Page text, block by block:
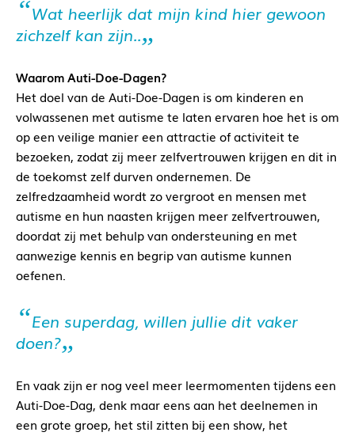
Wat heerlijk dat mijn kind hier gewoon
zichzelf kan zijn..
Waarom Auti-Doe-Dagen?
Het doel van de Auti-Doe-Dagen is om kinderen en
volwassenen met autisme te laten ervaren hoe het is om
op een veilige manier een attractie of activiteit te
bezoeken, zodat zij meer zelfvertrouwen krijgen en dit in
de toekomst zelf durven ondernemen. De
zelfredzaamheid wordt zo vergroot en mensen met
autisme en hun naasten krijgen meer zelfvertrouwen,
doordat zij met behulp van ondersteuning en met
aanwezige kennis en begrip van autisme kunnen
oefenen.
Een superdag, willen jullie dit vaker
doen?
En vaak zijn er nog veel meer leermomenten tijdens een
Auti-Doe-Dag, denk maar eens aan het deelnemen in
een grote groep, het stil zitten bij een show, het